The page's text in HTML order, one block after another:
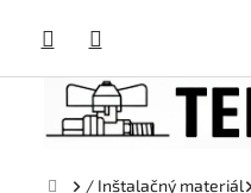
obsah
Domov
/ Inštalačný materiál